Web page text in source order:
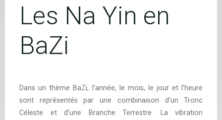
Les Na Yin en
BaZi
Dans un thème BaZi, l’année, le mois, le jour et l’heure
sont représentés par une combinaison d’un Tronc
Céleste et d’une Branche Terrestre. La vibration